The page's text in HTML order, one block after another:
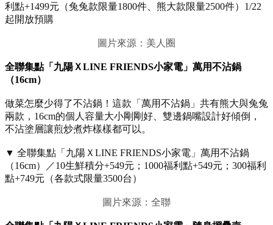
利點+1499元（兔兔款限量1800件、熊大款限量2500件）1/22
起開放預購
圖片來源：美人圈
全聯集點「九陽ＸLINE FRIENDS小家電」萬用不沾鍋
（16cm）
做菜怎麼少得了不沾鍋！這款「萬用不沾鍋」共有熊大與兔兔
兩款，16cm的個人容量大小剛剛好、雙邊鍋嘴設計好傾倒，
不沾塗層讓煎炒煮炸樣樣都可以。
▼ 全聯集點「九陽ＸLINE FRIENDS小家電」萬用不沾鍋
（16cm）／10生鮮積分+549元；1000福利點+549元；300福利
點+749元（各款式限量3500台）
圖片來源：全聯